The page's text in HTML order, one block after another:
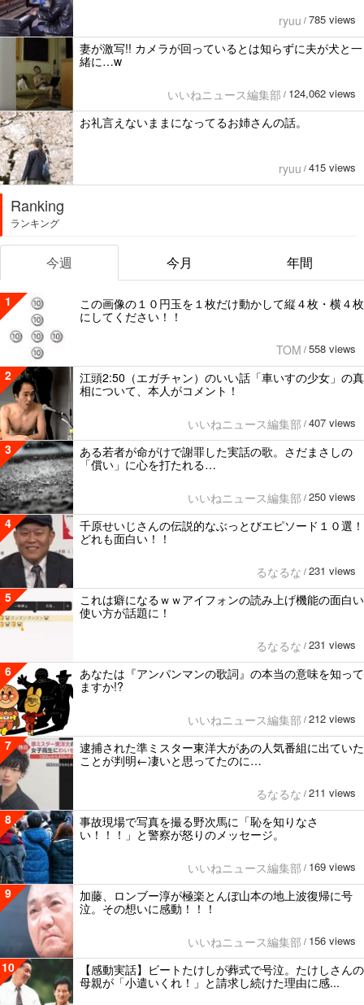
ryuu / 785 views
妻が激写!! カメラが回っているとは知らずに夫が犬と一
緒に…w
いいねニュース編集部 / 124,062 views
お礼言えないままになってるお姉さんの話。
ryuu / 415 views
Ranking
ランキング
今週 今月 年間
1
この画像の１０円玉を１枚だけ動かして縦４枚・横４枚
にしてください！！
TOM / 558 views
2
江頭2:50（エガチャン）のいい話「車いすの少女」の真
相について、本人がコメント！
いいねニュース編集部 / 407 views
3
ある若者が命がけで謝罪した実話の歌。さだまさしの
「償い」に心を打たれる…
いいねニュース編集部 / 250 views
4
千原せいじさんの伝説的なぶっとびエピソード１０選！
どれも面白い！！
るなるな / 231 views
5
これは癖になるｗｗアイフォンの読み上げ機能の面白い
使い方が話題に！
るなるな / 231 views
6
あなたは『アンパンマンの歌詞』の本当の意味を知って
ますか!?
いいねニュース編集部 / 212 views
7
逮捕された準ミスター東洋大があの人気番組に出ていた
ことが判明←凄いと思ってたのに…
るなるな / 211 views
8
事故現場で写真を撮る野次馬に「恥を知りなさ
い！！！」と警察が怒りのメッセージ。
いいねニュース編集部 / 169 views
9
加藤、ロンブー淳が極楽とんぼ山本の地上波復帰に号
泣。その想いに感動！！！
いいねニュース編集部 / 156 views
10
【感動実話】ビートたけしが葬式で号泣。たけしさんの
母親が「小遣いくれ！」と請求し続けた理由に感...